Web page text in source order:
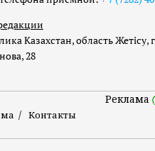
Казахстан, область Жетісу,
28
Контакты
Реклама